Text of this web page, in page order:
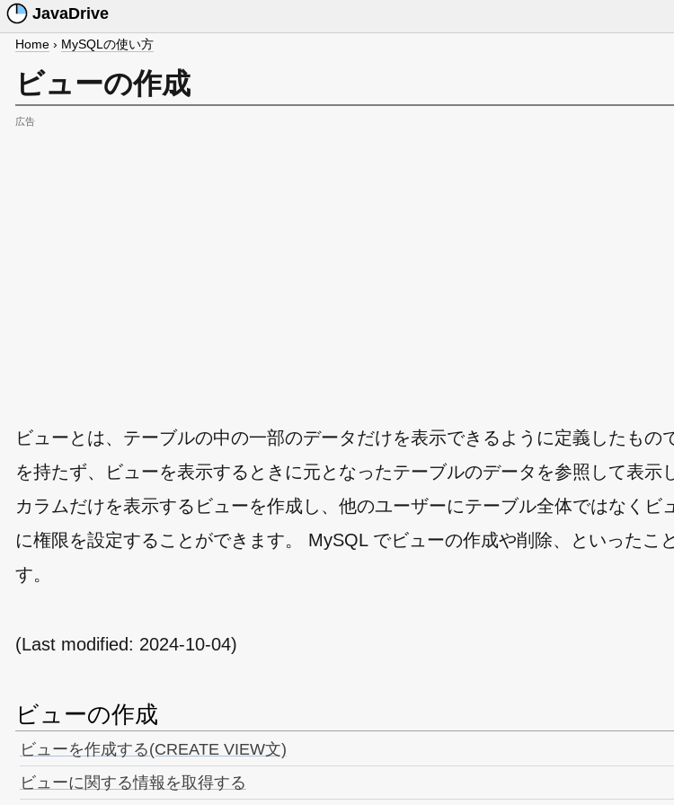
JavaDrive
Home › MySQLの使い方
ビューの作成
広告
ビューとは、テーブルの中の一部のデータだけを表示できるように定義したもの
を持たず、ビューを表示するときに元となったテーブルのデータを参照して表示
カラムだけを表示するビューを作成し、他のユーザーにテーブル全体ではなくビ
に権限を設定することができます。 MySQL でビューの作成や削除、といったこ
す。
(Last modified: 2024-10-04)
ビューの作成
ビューを作成する(CREATE VIEW文)
ビューに関する情報を取得する